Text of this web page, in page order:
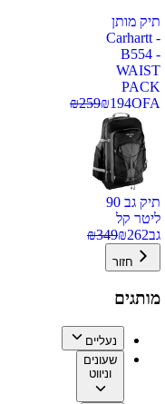
תיק מותן
Carhartt -
B554 -
WAIST
PACK
OFA
₪194
₪259
תיק גב 90
ליטר קל
גב
₪262
₪349
חזור
מותגים
נעליים
שעונים
וניווט